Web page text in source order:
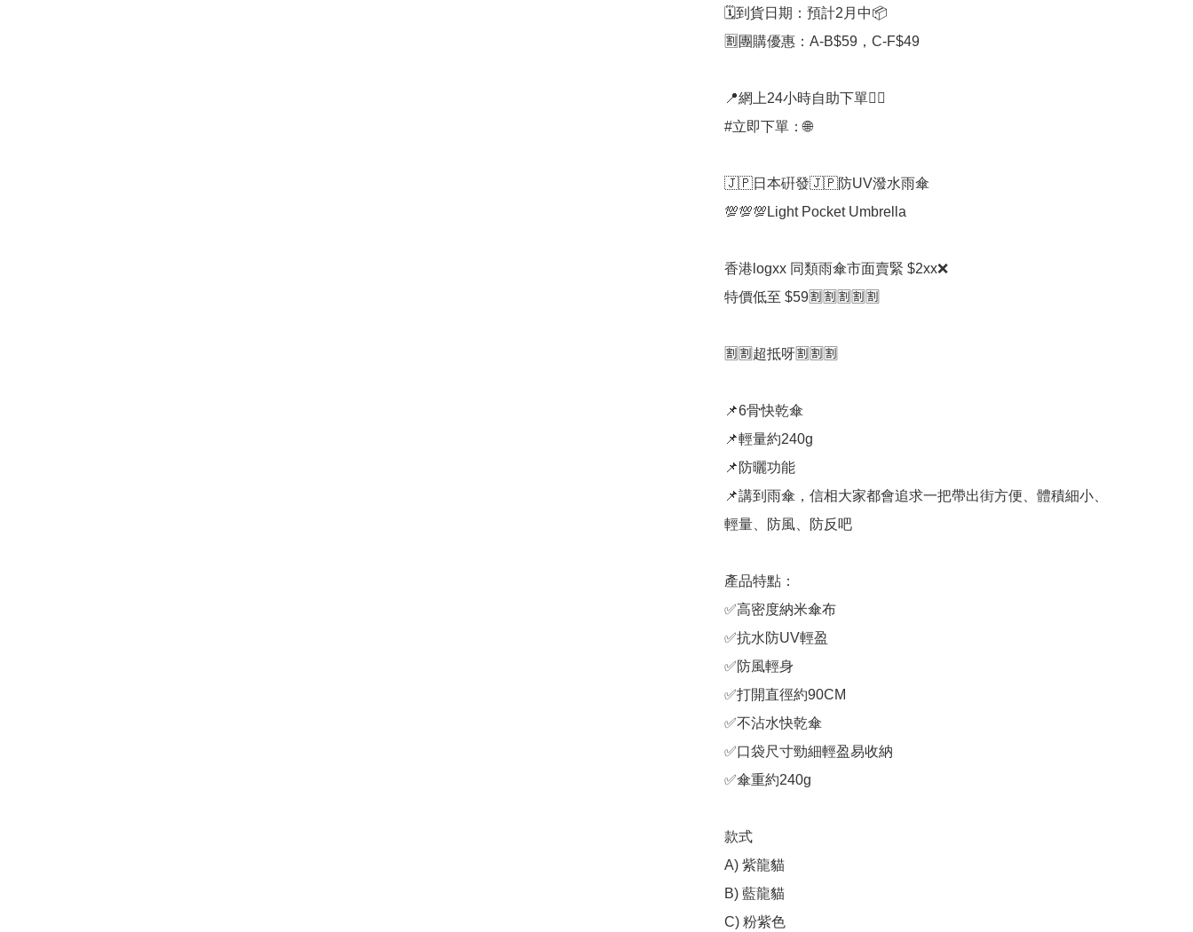
🗓️到貨日期：預計2月中📦
🈹團購優惠：A-B$59，C-F$49
📍網上24小時自助下單👍🏻
#立即下單：🌐
🇯🇵日本硏發🇯🇵防UV潑水雨傘
💯💯💯Light Pocket Umbrella
香港logxx 同類雨傘市面賣緊 $2xx❌
特價低至 $59🈹🈹🈹🈹🈹
🈹🈹超抵呀🈹🈹🈹
📌6骨快乾傘
📌輕量約240g
📌防曬功能
📌講到雨傘，信相大家都會追求一把帶出街方便、體積細小、
輕量、防風、防反吧
產品特點：
✅高密度納米傘布
✅抗水防UV輕盈
✅防風輕身
✅打開直徑約90CM
✅不沾水快乾傘
✅口袋尺寸勁細輕盈易收納
✅傘重約240g
款式
A) 紫龍貓
B) 藍龍貓
C) 粉紫色